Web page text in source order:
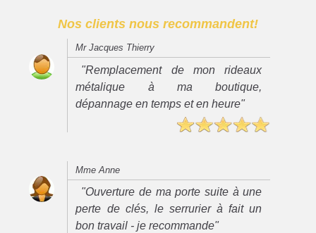
Nos clients nous recommandent!
Mr Jacques Thierry
"Remplacement de mon rideaux
métalique à ma boutique,
dépannage en temps et en heure"
Mme Anne
"Ouverture de ma porte suite à une
perte de clés, le serrurier à fait un
bon travail - je recommande"